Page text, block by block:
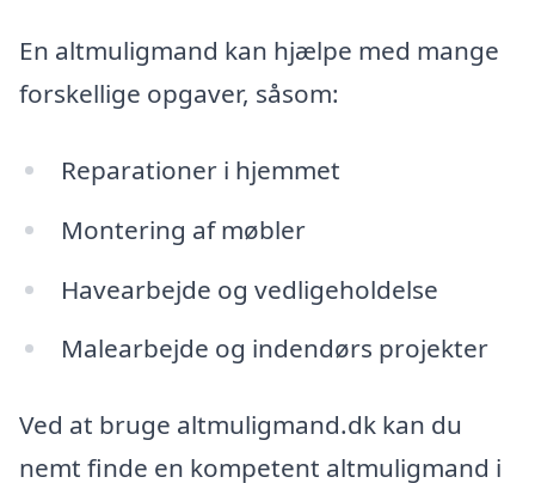
En altmuligmand kan hjælpe med mange
forskellige opgaver, såsom:
Reparationer i hjemmet
Montering af møbler
Havearbejde og vedligeholdelse
Malearbejde og indendørs projekter
Ved at bruge altmuligmand.dk kan du
nemt finde en kompetent altmuligmand i